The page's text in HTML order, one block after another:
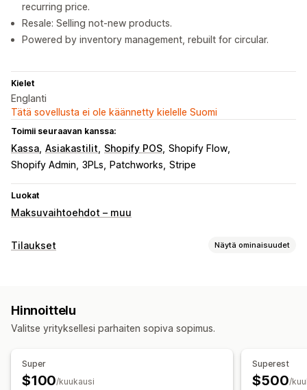
recurring price.
Resale: Selling not-new products.
Powered by inventory management, rebuilt for circular.
Kielet
Englanti
Tätä sovellusta ei ole käännetty kielelle Suomi
Toimii seuraavan kanssa:
Kassa Asiakastilit Shopify POS Shopify Flow
Shopify Admin 3PLs Patchworks Stripe
Luokat
Maksuvaihtoehdot – muu
Tilaukset Näytä ominaisuudet
Fyysiset tuotteet
Kokeilujaksot
Kertamaksu
Hinnoittelu
Valitse yrityksellesi parhaiten sopiva sopimus.
Super
$100/kuukausi
Superest
$500/